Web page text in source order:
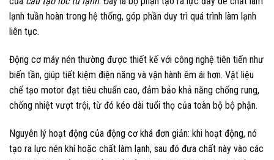
lạnh tuần hoàn trong hệ thống, góp phần duy trì quá trình làm lạnh
liên tục.
Động cơ máy nén thường được thiết kế với công nghệ tiên tiến như
biến tần, giúp tiết kiệm điện năng và vận hành êm ái hơn. Vật liệu
chế tạo motor đạt tiêu chuẩn cao, đảm bảo khả năng chống rung,
chống nhiệt vượt trội, từ đó kéo dài tuổi thọ của toàn bộ bộ phận.
Nguyên lý hoạt động của động cơ khá đơn giản: khi hoạt động, nó
tạo ra lực nén khí hoặc chất làm lạnh, sau đó đưa chất này vào các